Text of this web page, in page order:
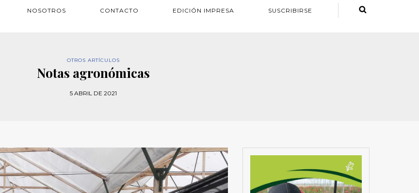
NOSOTROS CONTACTO EDICIÓN IMPRESA SUSCRIBIRSE
OTROS ARTÍCULOS
Notas agronómicas
5 ABRIL DE 2021